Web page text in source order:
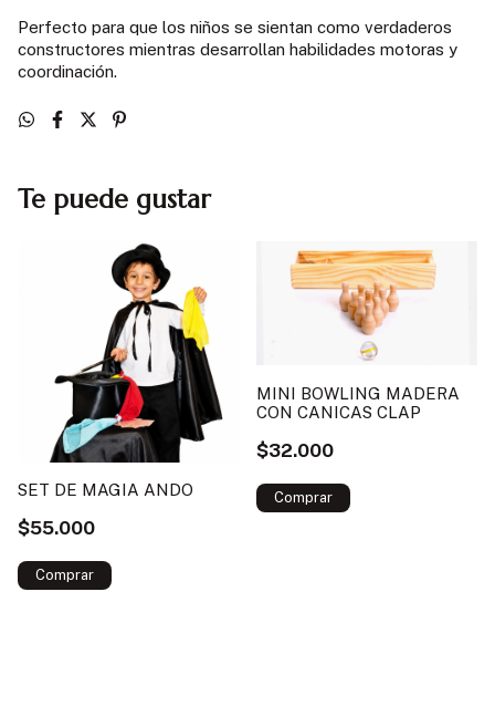
Perfecto para que los niños se sientan como verdaderos
constructores mientras desarrollan habilidades motoras y
coordinación.
Te puede gustar
SET DE MAGIA ANDO
$55.000
MINI BOWLING MADERA
CON CANICAS CLAP
$32.000